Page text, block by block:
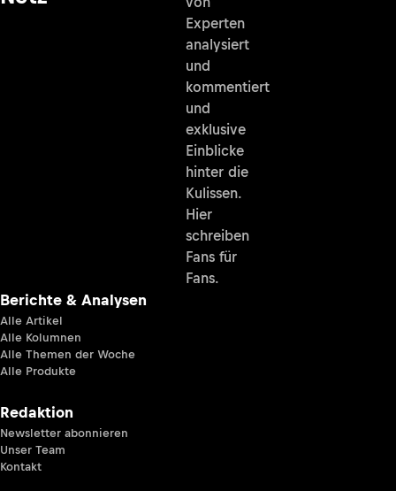
Experten
analysiert
und
kommentiert
und
exklusive
Einblicke
hinter die
Kulissen.
Hier
schreiben
Fans für
Fans.
Berichte & Analysen
Alle Artikel
Alle Kolumnen
Alle Themen der Woche
Alle Produkte
Redaktion
Newsletter abonnieren
Unser Team
Kontakt